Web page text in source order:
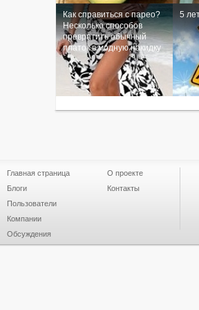
Как справиться с парео?
Несколько способов
превратить обычный
платок в модную накидку
5
Главная страница
Блоги
Пользователи
Компании
Обсуждения
О проекте
Контакты